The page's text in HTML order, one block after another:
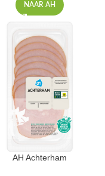
NAAR AH
AH Achterham